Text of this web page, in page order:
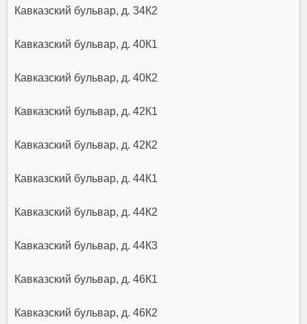
Кавказский бульвар, д. 34К2
Кавказский бульвар, д. 40К1
Кавказский бульвар, д. 40К2
Кавказский бульвар, д. 42К1
Кавказский бульвар, д. 42К2
Кавказский бульвар, д. 44К1
Кавказский бульвар, д. 44К2
Кавказский бульвар, д. 44К3
Кавказский бульвар, д. 46К1
Кавказский бульвар, д. 46К2